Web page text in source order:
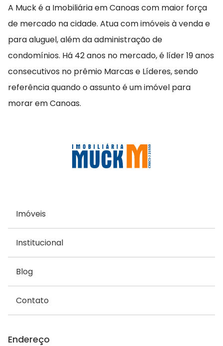
A Muck é a Imobiliária em Canoas com maior força
de mercado na cidade. Atua com imóveis à venda e
para aluguel, além da administração de
condomínios. Há 42 anos no mercado, é líder 19 anos
consecutivos no prêmio Marcas e Líderes, sendo
referência quando o assunto é um imóvel para
morar em Canoas.
Imóveis
Institucional
Blog
Contato
Endereço